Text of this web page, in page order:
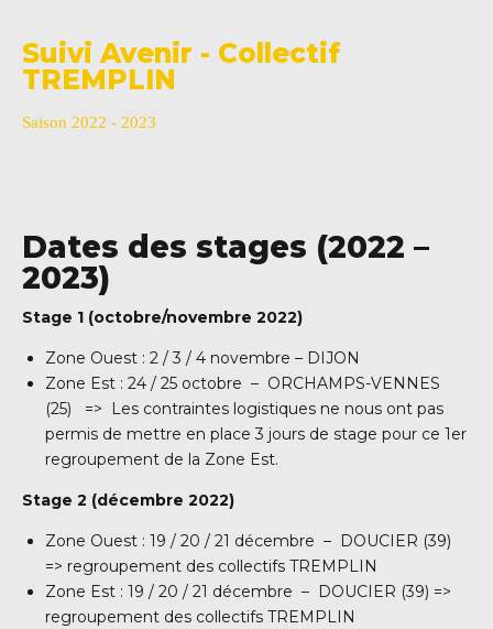
Suivi Avenir - Collectif
TREMPLIN
Saison 2022 - 2023
Dates des stages (2022 –
2023)
Stage 1 (octobre/novembre 2022)
Zone Ouest : 2 / 3 / 4 novembre – DIJON
Zone Est : 24 / 25 octobre – ORCHAMPS-VENNES
(25) => Les contraintes logistiques ne nous ont pas
permis de mettre en place 3 jours de stage pour ce 1er
regroupement de la Zone Est.
Stage 2 (décembre 2022)
Zone Ouest : 19 / 20 / 21 décembre – DOUCIER (39)
=> regroupement des collectifs TREMPLIN
Zone Est : 19 / 20 / 21 décembre – DOUCIER (39) =>
regroupement des collectifs TREMPLIN